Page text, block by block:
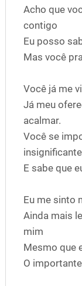
Acho que
contigo
Eu posso
Mas você
Você já me
Já meu
acalmar.
Você se
insignificante
E sabe que
Eu me sinto
Ainda mais
mim
Mesmo que
O